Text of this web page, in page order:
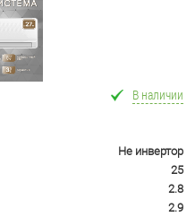
В наличии
Не инвертор
25
2.8
2.9